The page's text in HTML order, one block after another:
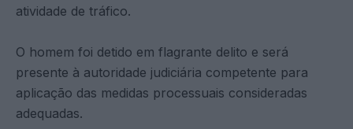
atividade de tráfico.
O homem foi detido em flagrante delito e será
presente à autoridade judiciária competente para
aplicação das medidas processuais consideradas
adequadas.